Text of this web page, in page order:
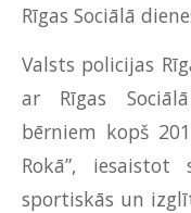
Rīgas Sociālā
Valsts policijas
ar Rīgas
bērniem kopš
Rokā”,
sportiskās un